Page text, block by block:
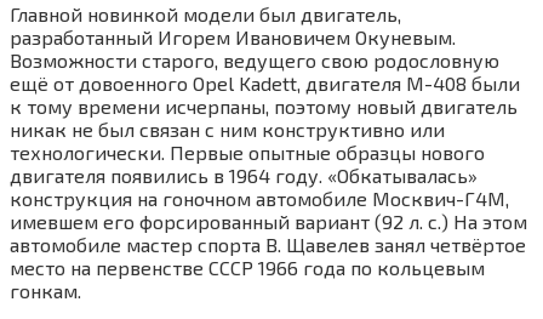
Главной новинкой модели был двигатель,
разработанный Игорем Ивановичем Окуневым.
Возможности старого, ведущего свою родословную
ещё от довоенного Opel Kadett, двигателя М-408 были
к тому времени исчерпаны, поэтому новый двигатель
никак не был связан с ним конструктивно или
технологически. Первые опытные образцы нового
двигателя появились в 1964 году. «Обкатывалась»
конструкция на гоночном автомобиле Москвич-Г4М,
имевшем его форсированный вариант (92 л. с.) На этом
автомобиле мастер спорта В. Щавелев занял четвёртое
место на первенстве СССР 1966 года по кольцевым
гонкам.